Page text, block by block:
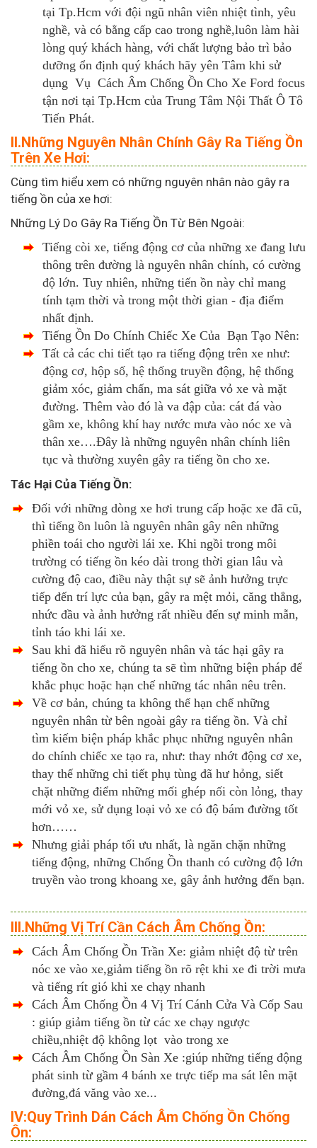
tại Tp.Hcm với đội ngũ nhân viên nhiệt tình, yêu
nghề, và có bằng cấp cao trong nghề,luôn làm hài
lòng quý khách hàng, với chất lượng bảo trì bảo
dưỡng ổn định quý khách hãy yên Tâm khi sử
dụng Vụ Cách Âm Chống Ồn Cho Xe Ford focus
tận nơi tại Tp.Hcm của Trung Tâm Nội Thất Ô Tô
Tiến Phát.
II.Những Nguyên Nhân Chính Gây Ra Tiếng Ồn
Trên Xe Hơi:
Cùng tìm hiểu xem có những nguyên nhân nào gây ra
tiếng ồn của xe hơi:
Những Lý Do Gây Ra Tiếng Ồn Từ Bên Ngoài:
Tiếng còi xe, tiếng động cơ của những xe đang lưu
thông trên đường là nguyên nhân chính, có cường
độ lớn. Tuy nhiên, những tiến ồn này chỉ mang
tính tạm thời và trong một thời gian - địa điểm
nhất định.
Tiếng Ồn Do Chính Chiếc Xe Của Bạn Tạo Nên:
Tất cả các chi tiết tạo ra tiếng động trên xe như:
động cơ, hộp số, hệ thống truyền động, hệ thống
giảm xóc, giảm chấn, ma sát giữa vỏ xe và mặt
đường. Thêm vào đó là va đập của: cát đá vào
gầm xe, không khí hay nước mưa vào nóc xe và
thân xe….Đây là những nguyên nhân chính liên
tục và thường xuyên gây ra tiếng ồn cho xe.
Tác Hại Của Tiếng Ồn:
Đối với những dòng xe hơi trung cấp hoặc xe đã cũ,
thì tiếng ồn luôn là nguyên nhân gây nên những
phiền toái cho người lái xe. Khi ngồi trong môi
trường có tiếng ồn kéo dài trong thời gian lâu và
cường độ cao, điều này thật sự sẽ ảnh hưởng trực
tiếp đến trí lực của bạn, gây ra mệt mỏi, căng thẳng,
nhức đầu và ảnh hưởng rất nhiều đến sự minh mẫn,
tỉnh táo khi lái xe.
Sau khi đã hiểu rõ nguyên nhân và tác hại gây ra
tiếng ồn cho xe, chúng ta sẽ tìm những biện pháp để
khắc phục hoặc hạn chế những tác nhân nêu trên.
Về cơ bản, chúng ta không thể hạn chế những
nguyên nhân từ bên ngoài gây ra tiếng ồn. Và chỉ
tìm kiếm biện pháp khắc phục những nguyên nhân
do chính chiếc xe tạo ra, như: thay nhớt động cơ xe,
thay thế những chi tiết phụ tùng đã hư hỏng, siết
chặt những điểm những mối ghép nối còn lỏng, thay
mới vỏ xe, sử dụng loại vỏ xe có độ bám đường tốt
hơn……
Nhưng giải pháp tối ưu nhất, là ngăn chặn những
tiếng động, những Chống Ồn thanh có cường độ lớn
truyền vào trong khoang xe, gây ảnh hưởng đến bạn.
III.Những Vị Trí Cần Cách Âm Chống Ồn:
Cách Âm Chống Ồn Trần Xe: giảm nhiệt độ từ trên
nóc xe vào xe,giảm tiếng ồn rõ rệt khi xe đi trời mưa
và tiếng rít gió khi xe chạy nhanh
Cách Âm Chống Ồn 4 Vị Trí Cánh Cửa Và Cốp Sau
: giúp giảm tiếng ồn từ các xe chạy ngược
chiều,nhiệt độ không lọt vào trong xe
Cách Âm Chống Ồn Sàn Xe :giúp những tiếng động
phát sinh từ gầm 4 bánh xe trực tiếp ma sát lên mặt
đường,đá văng vào xe...
IV:Quy Trình Dán Cách Âm Chống Ồn Chống
Ôn: